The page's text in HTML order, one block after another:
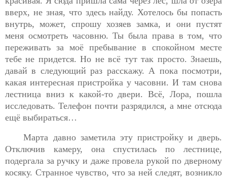
вверх, не зная, что здесь найду. Хотелось бы попасть
внутрь, может, спрошу хозяев замка, и они пустят
меня осмотреть часовню. Ты была права в том, что
переживать за моё пребывание в спокойном месте
тебе не придется. Но не всё тут так просто. Знаешь,
давай в следующий раз расскажу. А пока посмотри,
какая интересная пристройка у часовни. И там снова
лестница вниз к какой-то двери. Всё, Лора, пошла
исследовать. Телефон почти разрядился, а мне отсюда
ещё выбираться…
Марта давно заметила эту пристройку и дверь.
Отключив камеру, она спустилась по лестнице,
подергала за ручку и даже провела рукой по дверному
косяку. Странное чувство, что за ней следят, возникло